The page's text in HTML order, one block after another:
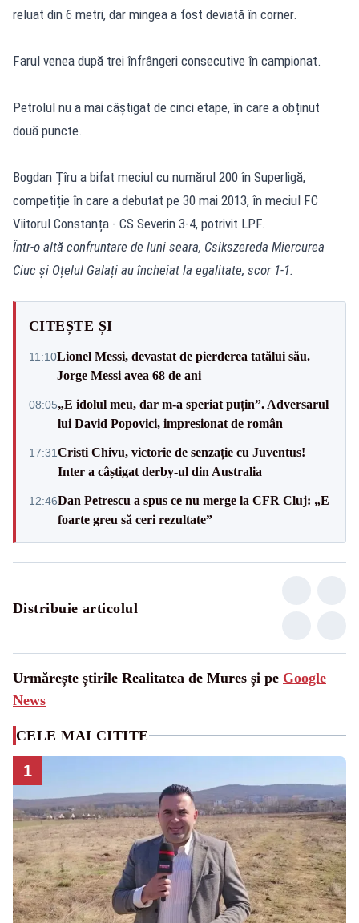
reluat din 6 metri, dar mingea a fost deviată în corner.
Farul venea după trei înfrângeri consecutive în campionat.
Petrolul nu a mai câștigat de cinci etape, în care a obținut
două puncte.
Bogdan Țîru a bifat meciul cu numărul 200 în Superligă,
competiție în care a debutat pe 30 mai 2013, în meciul FC
Viitorul Constanța - CS Severin 3-4, potrivit LPF.
Într-o altă confruntare de luni seara, Csikszereda Miercurea
Ciuc și Oțelul Galați au încheiat la egalitate, scor 1-1.
CITEȘTE ȘI
11:10Lionel Messi, devastat de pierderea tatălui său.
Jorge Messi avea 68 de ani
08:05„E idolul meu, dar m-a speriat puțin”. Adversarul
lui David Popovici, impresionat de român
17:31Cristi Chivu, victorie de senzație cu Juventus!
Inter a câștigat derby-ul din Australia
12:46Dan Petrescu a spus ce nu merge la CFR Cluj: „E
foarte greu să ceri rezultate”
Distribuie articolul
Urmărește știrile Realitatea de Mures și pe Google
News
CELE MAI CITITE
1